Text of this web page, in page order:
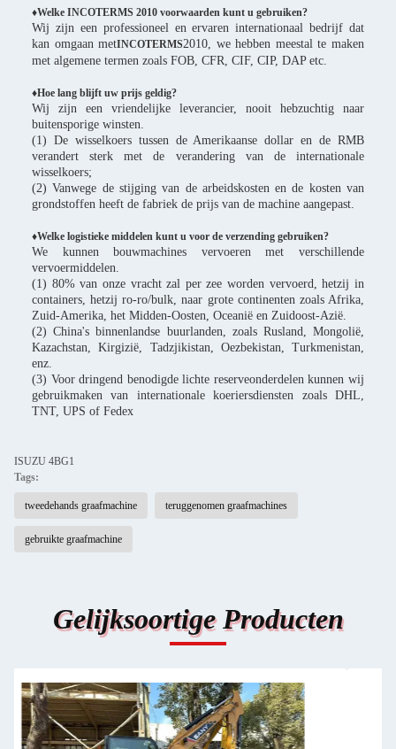
♦Welke INCOTERMS 2010 voorwaarden kunt u gebruiken?
Wij zijn een professioneel en ervaren internationaal bedrijf dat
kan omgaan metINCOTERMS2010, we hebben meestal te maken
met algemene termen zoals FOB, CFR, CIF, CIP, DAP etc.
♦Hoe lang blijft uw prijs geldig?
Wij zijn een vriendelijke leverancier, nooit hebzuchtig naar
buitensporige winsten.
(1) De wisselkoers tussen de Amerikaanse dollar en de RMB
verandert sterk met de verandering van de internationale
wisselkoers;
(2) Vanwege de stijging van de arbeidskosten en de kosten van
grondstoffen heeft de fabriek de prijs van de machine aangepast.
♦Welke logistieke middelen kunt u voor de verzending gebruiken?
We kunnen bouwmachines vervoeren met verschillende
vervoermiddelen.
(1) 80% van onze vracht zal per zee worden vervoerd, hetzij in
containers, hetzij ro-ro/bulk, naar grote continenten zoals Afrika,
Zuid-Amerika, het Midden-Oosten, Oceanië en Zuidoost-Azië.
(2) China's binnenlandse buurlanden, zoals Rusland, Mongolië,
Kazachstan, Kirgizië, Tadzjikistan, Oezbekistan, Turkmenistan,
enz.
(3) Voor dringend benodigde lichte reserveonderdelen kunnen wij
gebruikmaken van internationale koeriersdiensten zoals DHL,
TNT, UPS of Fedex
ISUZU 4BG1
Tags:
tweedehands graafmachine teruggenomen graafmachines
gebruikte graafmachine
Gelijksoortige Producten